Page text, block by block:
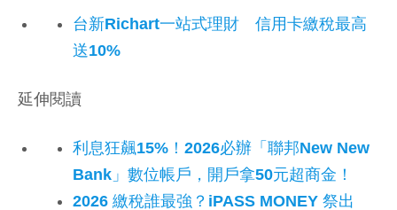
台新Richart一站式理財 信用卡繳稅最高
送10%
延伸閱讀
利息狂飆15%！2026必辦「聯邦New New
Bank」數位帳戶，開戶拿50元超商金！
2026 繳稅誰最強？iPASS MONEY 祭出